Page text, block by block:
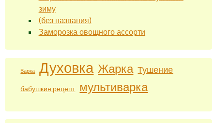
зиму
(без названия)
Заморозка овощного ассорти
Варка Духовка Жарка Тушение
бабушкин рецепт мультиварка